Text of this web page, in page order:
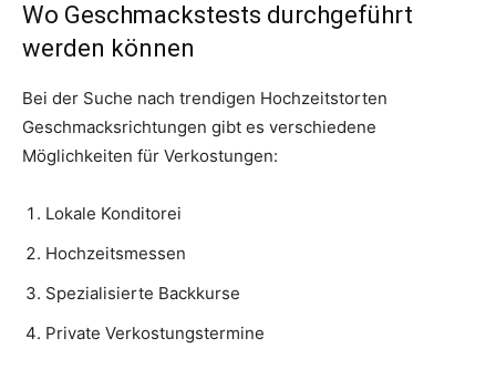
Wo Geschmackstests durchgeführt
werden können
Bei der Suche nach trendigen Hochzeitstorten
Geschmacksrichtungen gibt es verschiedene
Möglichkeiten für Verkostungen:
Lokale Konditorei
Hochzeitsmessen
Spezialisierte Backkurse
Private Verkostungstermine